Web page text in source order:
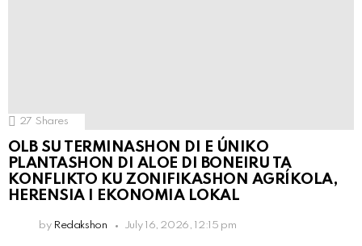
27 Shares
OLB SU TERMINASHON DI E ÚNIKO
PLANTASHON DI ALOE DI BONEIRU TA
KONFLIKTO KU ZONIFIKASHON AGRÍKOLA,
HERENSIA I EKONOMIA LOKAL
by Redakshon July 16, 2026, 12:15 pm